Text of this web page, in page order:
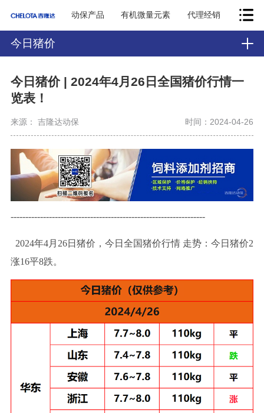
动保产品 有机微量元素 代理经销
今日猪价
今日猪价 | 2024年4月26日全国猪价行情一
览表！
来源： 吉隆达动保 时间：2024-04-26
------------------------------------------------------------------
2024年4月26日 猪价，今日全国猪价行情 走势 ：今日猪价2
涨16平8跌。